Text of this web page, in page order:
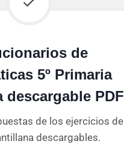
de
5º Primaria
descargable PDF
de los ejercicios de
descargables.